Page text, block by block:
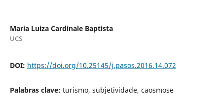
Maria Luiza Cardinale Baptista
UCS
DOI: https://doi.org/10.25145/j.pasos.2016.14.072
Palabras clave: turismo, subjetividade, caosmose